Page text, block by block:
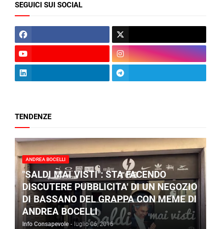
SEGUICI SUI SOCIAL
TENDENZE
ANDREA BOCELLI
"SALDI MAI VISTI": STA FACENDO
DISCUTERE PUBBLICITA' DI UN NEGOZIO
DI BASSANO DEL GRAPPA CON MEME DI
ANDREA BOCELLI
Info Consapevole - luglio 06, 2016